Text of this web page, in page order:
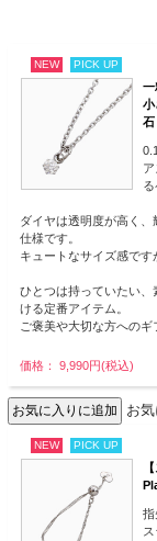
NEW PICK UP
一
小
石
る
ダイヤは透明度が高く
仕様です。
キュートなサイズ感です
ひとつは持っていたい
ける定番アイテム。
ご褒美や大切な方へのギ
価格： 9,990円(税込)
お
NEW PICK UP
指